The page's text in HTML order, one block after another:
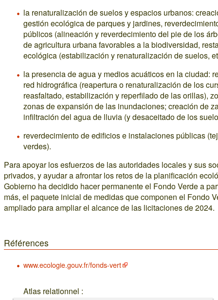
la renaturalización de suelos y espacios urbanos:
gestión ecológica de parques y jardines,
públicos (alineación y reverdecimiento del pie de los
de agricultura urbana favorables a la biodiversidad,
ecológica (estabilización y renaturalización de suelos,
la presencia de agua y medios acuáticos en la ciudad:
red hidrográfica (reapertura o renaturalización de los
reasfaltado, estabilización y reperfilado de las orillas),
zonas de expansión de las inundaciones; creación de
infiltración del agua de lluvia (y desaceitado de los
reverdecimiento de edificios e instalaciones públicas
verdes).
Para apoyar los esfuerzos de las autoridades locales y sus
privados, y ayudar a afrontar los retos de la planificación
Gobierno ha decidido hacer permanente el Fondo Verde a
más, el paquete inicial de medidas que componen el Fondo
ampliado para ampliar el alcance de las licitaciones de 2024.
Références
www.ecologie.gouv.fr/fonds-vert
Atlas relationnel :